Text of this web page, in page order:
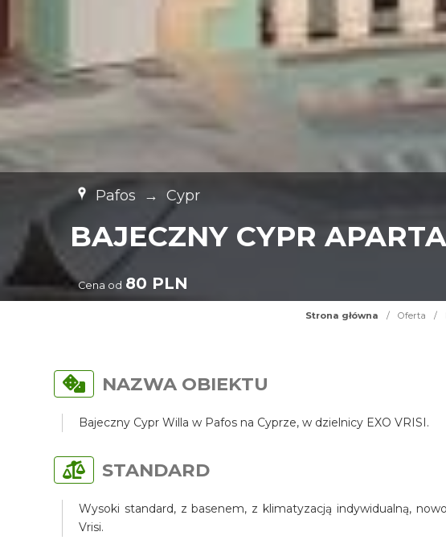
Pafos → Cypr
BAJECZNY CYPR
Cena od 80 PLN
Strona główna / Oferta /
NAZWA OBIEKTU
Bajeczny Cypr Willa w Pafos na Cyprze, w dzielnicy EXO VRISI.
STANDARD
Wysoki standard, z basenem, z klimatyzacją indywidualną,
Vrisi.